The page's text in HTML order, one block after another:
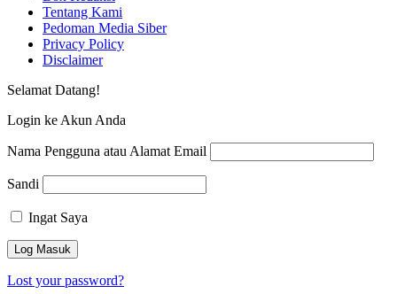
Tentang Kami
Pedoman Media Siber
Privacy Policy
Disclaimer
Selamat Datang!
Login ke Akun Anda
Nama Pengguna atau Alamat Email
Sandi
Ingat Saya
Lost your password?